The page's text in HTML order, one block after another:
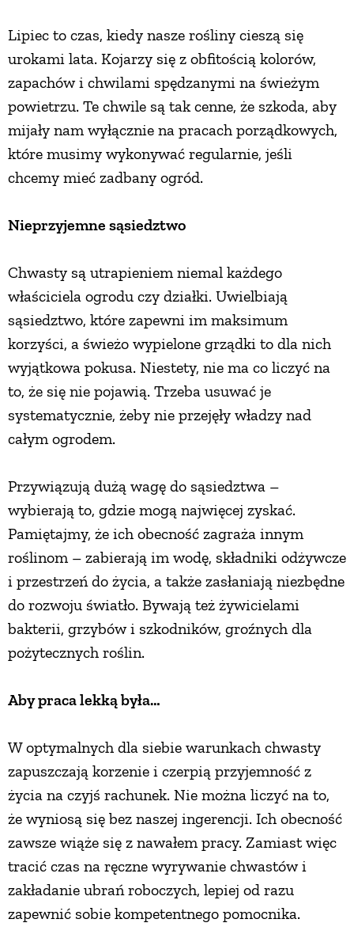
Lipiec to czas, kiedy nasze rośliny cieszą się
urokami lata. Kojarzy się z obfitością kolorów,
zapachów i chwilami spędzanymi na świeżym
powietrzu. Te chwile są tak cenne, że szkoda, aby
mijały nam wyłącznie na pracach porządkowych,
które musimy wykonywać regularnie, jeśli
chcemy mieć zadbany ogród.
Nieprzyjemne sąsiedztwo
Chwasty są utrapieniem niemal każdego
właściciela ogrodu czy działki. Uwielbiają
sąsiedztwo, które zapewni im maksimum
korzyści, a świeżo wypielone grządki to dla nich
wyjątkowa pokusa. Niestety, nie ma co liczyć na
to, że się nie pojawią. Trzeba usuwać je
systematycznie, żeby nie przejęły władzy nad
całym ogrodem.
Przywiązują dużą wagę do sąsiedztwa –
wybierają to, gdzie mogą najwięcej zyskać.
Pamiętajmy, że ich obecność zagraża innym
roślinom – zabierają im wodę, składniki odżywcze
i przestrzeń do życia, a także zasłaniają niezbędne
do rozwoju światło. Bywają też żywicielami
bakterii, grzybów i szkodników, groźnych dla
pożytecznych roślin.
Aby praca lekką była…
W optymalnych dla siebie warunkach chwasty
zapuszczają korzenie i czerpią przyjemność z
życia na czyjś rachunek. Nie można liczyć na to,
że wyniosą się bez naszej ingerencji. Ich obecność
zawsze wiąże się z nawałem pracy. Zamiast więc
tracić czas na ręczne wyrywanie chwastów i
zakładanie ubrań roboczych, lepiej od razu
zapewnić sobie kompetentnego pomocnika.
RĘKODZIEŁO
RZEMIOSŁO
ZWYCZAJE
ZRÓB TO SAM
PRZEPISY
ŚNIADANIA
PRZYSTAWKI
ZUPY
DANIA GŁÓWNE
DODATKI
PRZETWORY
INNE